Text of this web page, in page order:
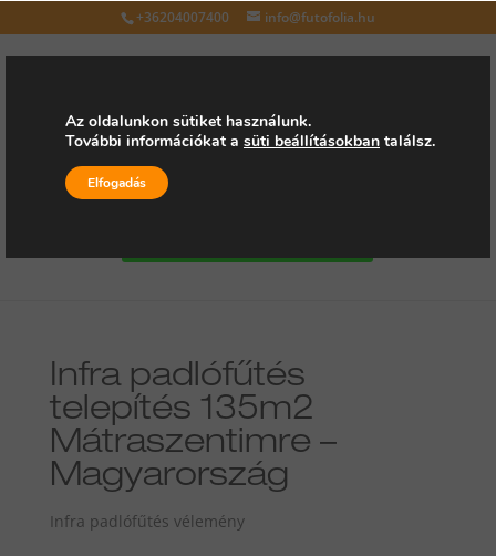
+36204007400 info@futofolia.hu
Válasszon oldalt
Infra padlófűtés
telepítés 135m2
Mátraszentimre –
Magyarország
Infra padlófűtés vélemény
Az oldalunkon sütiket használunk.
További információkat a süti beállításokban találsz.
Elfogadás